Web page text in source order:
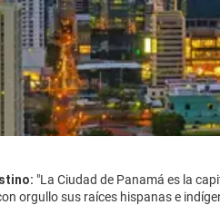
"La Ciudad de Panamá es la
orgullo sus raíces hispanas e